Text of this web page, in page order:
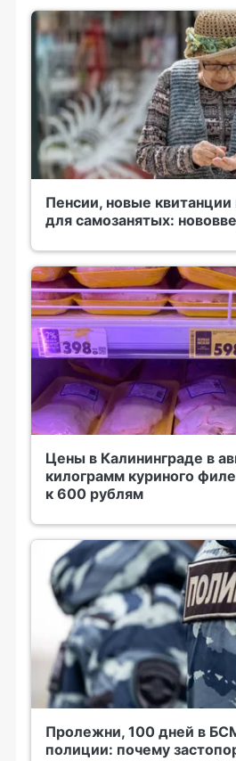
Пенсии, новые
для самозанятых:
Цены в Калининграде в
килограмм куриного
к 600 рублям
Пролежни, 100 дней в
полиции: почему